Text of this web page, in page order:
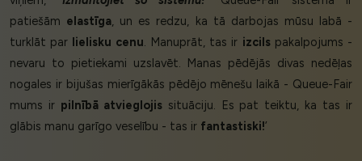
patiešām elastīga, un es redzu, ka tā darbojas mūsu labā -
turklāt par lielisku cenu. Manuprāt, tas ir izcilspakalpojums -
nevaru to pietiekami uzslavēt. Manas pēdējās divas nedēļas
nogales ir bijušas mierīgākās pēdējo mēnešu laikā - Queue-Fair
mums ir pilnībā atvieglojissituāciju. Es pat teiktu, ka tas ir
glābis manu garīgo veselību - tas ir fantastiski!’